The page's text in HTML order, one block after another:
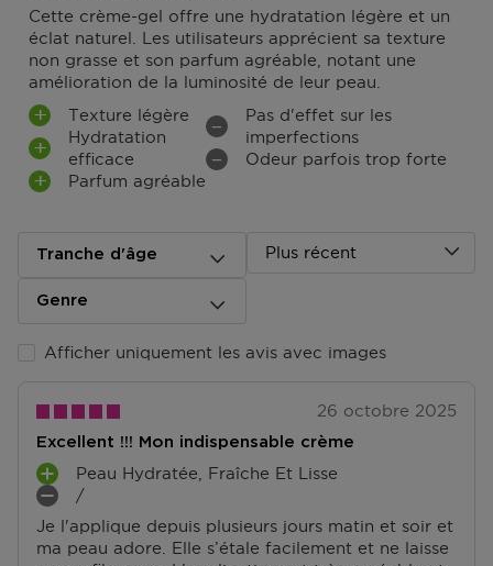
Cette crème-gel offre une hydratation légère et un
éclat naturel. Les utilisateurs apprécient sa texture
non grasse et son parfum agréable, notant une
amélioration de la luminosité de leur peau.
Texture légère
Hydratation
efficace
Parfum agréable
Pas d'effet sur les
imperfections
Odeur parfois trop forte
Tranche d'âge
Genre
Afficher uniquement les avis avec images
Plus récent
26 octobre 2025
Excellent !!! Mon indispensable crème
Je l'applique depuis plusieurs jours matin et soir et
ma peau adore. Elle s’étale facilement et ne laisse
A
V
A
N
Peau Hydratée, Fraîche Et Lisse
I
N
C
/